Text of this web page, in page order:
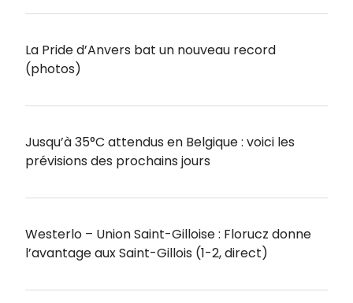
La Pride d’Anvers bat un nouveau record
(photos)
Jusqu’à 35°C attendus en Belgique : voici les
prévisions des prochains jours
Westerlo – Union Saint-Gilloise : Florucz donne
l’avantage aux Saint-Gillois (1-2, direct)